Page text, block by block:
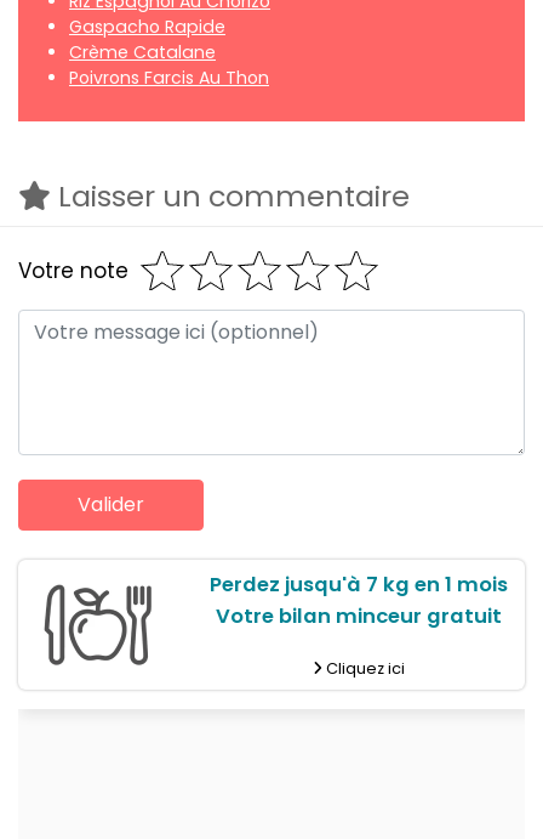
Gaspacho Rapide
Crème Catalane
Poivrons Farcis Au Thon
Laisser un commentaire
Votre note
Perdez jusqu'à 7 kg en 1 mois
Votre bilan minceur gratuit
Cliquez ici